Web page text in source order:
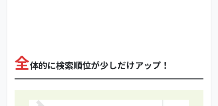
リ
ー
全体的に検索順位が少しだけアップ！